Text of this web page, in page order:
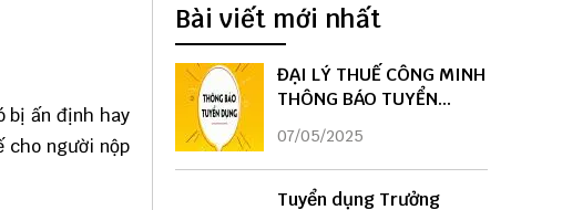
bị ấn định hay
cho người nộp
Bài viết mới nhất
ĐẠI LÝ THUẾ CÔNG MINH
THÔNG BÁO TUYỂN
DỤNG
07/05/2025
Tuyển dụng Trưởng